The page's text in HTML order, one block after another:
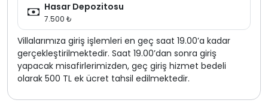
Hasar Depozitosu
7.500 ₺
Villalarımıza giriş işlemleri en geç saat 19.00’a kadar
gerçekleştirilmektedir. Saat 19.00’dan sonra giriş
yapacak misafirlerimizden, geç giriş hizmet bedeli
olarak 500 TL ek ücret tahsil edilmektedir.